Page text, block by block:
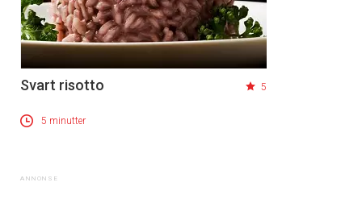
Svart risotto 5
5 minutter